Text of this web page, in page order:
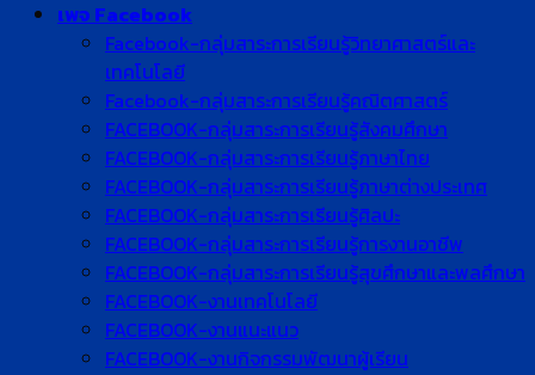
เพจ Facebook
Facebook-กลุ่มสาระการเรียนรู้วิทยาศาสตร์และ
เทคโนโลยี
Facebook-กลุ่มสาระการเรียนรู้คณิตศาสตร์
FACEBOOK-กลุ่มสาระการเรียนรู้สังคมศึกษา
FACEBOOK-กลุ่มสาระการเรียนรู้ภาษาไทย
FACEBOOK-กลุ่มสาระการเรียนรู้ภาษาต่างประเทศ
FACEBOOK-กลุ่มสาระการเรียนรู้ศิลปะ
FACEBOOK-กลุ่มสาระการเรียนรู้การงานอาชีพ
FACEBOOK-กลุ่มสาระการเรียนรู้สุขศึกษาและพลศึกษา
FACEBOOK-งานเทคโนโลยี
FACEBOOK-งานแนะแนว
FACEBOOK-งานกิจกรรมพัฒนาผู้เรียน